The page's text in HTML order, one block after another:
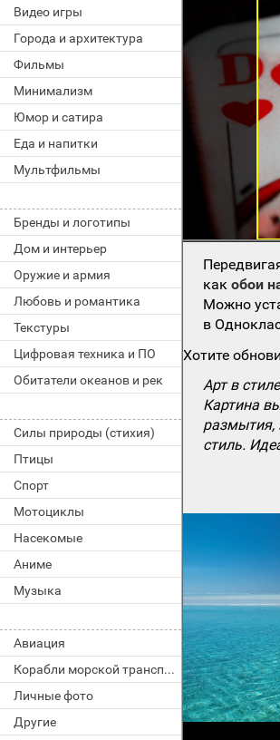
Видео игры
Города и архитектура
Фильмы
Минимализм
Юмор и сатира
Еда и напитки
Мультфильмы
Бренды и логотипы
Дом и интерьер
Оружие и армия
Любовь и романтика
Текстуры
Цифровая техника и ПО
Обитатели океанов и рек
Силы природы (стихия)
Птицы
Спорт
Мотоциклы
Насекомые
Аниме
Музыка
Авиация
Корабли морской транспорт
Личные фото
Другие
какобои
Можно
в
Хотите
Арт в
Картина
размытия,
стиль.